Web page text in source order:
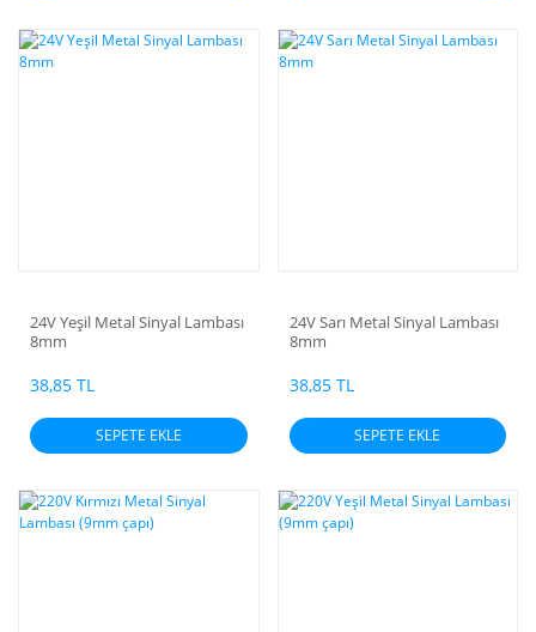
24V Yeşil Metal Sinyal Lambası
8mm
38,85 TL
SEPETE EKLE
24V Sarı Metal Sinyal Lambası
8mm
38,85 TL
SEPETE EKLE